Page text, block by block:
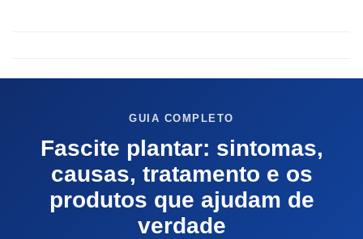
GUIA COMPLETO
Fascite plantar: sintomas,
causas, tratamento e os
produtos que ajudam de
verdade